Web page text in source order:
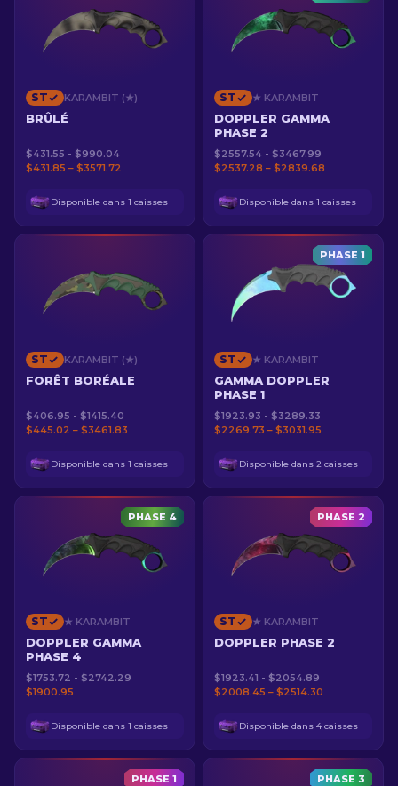
ST KARAMBIT (★)
BRÛLÉ
$431.55 - $990.04
$431.85 – $3571.72
Disponible dans 1 caisses
ST ★ KARAMBIT
DOPPLER GAMMA
PHASE 2
$2557.54 - $3467.99
$2537.28 – $2839.68
Disponible dans 1 caisses
ST KARAMBIT (★)
FORÊT BORÉALE
$406.95 - $1415.40
$445.02 – $3461.83
Disponible dans 1 caisses
PHASE 1
ST ★ KARAMBIT
GAMMA DOPPLER
PHASE 1
$1923.93 - $3289.33
$2269.73 – $3031.95
Disponible dans 2 caisses
PHASE 4
ST ★ KARAMBIT
DOPPLER GAMMA
PHASE 4
$1753.72 - $2742.29
$1900.95
Disponible dans 1 caisses
PHASE 2
ST ★ KARAMBIT
DOPPLER PHASE 2
$1923.41 - $2054.89
$2008.45 – $2514.30
Disponible dans 4 caisses
PHASE 1 PHASE 3